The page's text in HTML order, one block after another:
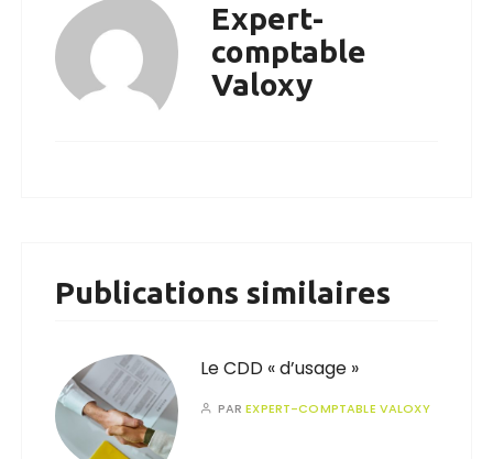
Expert-
comptable
Valoxy
Publications similaires
Le CDD « d’usage »
PAREXPERT-COMPTABLE VALOXY